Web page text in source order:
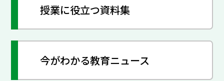
授業に役立つ資料集
今がわかる教育ニュース